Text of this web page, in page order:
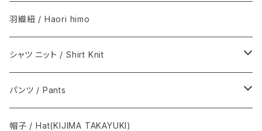
その他 / Others
Il micio / イルミーチョ
籠心 / あけび蔓細工 / Basket bag
籠バッグ(手提げ籠) / Basket bag
巾着(信玄袋) / INDEN
羽織紐 / Haori himo
シャツ ニット / Shirt Knit
BODHI
Graphpaper / グラフペーパー
パンツ / Pants
Y. & SONS
帽子 / Hat(KIJIMA TAKAYUKI)